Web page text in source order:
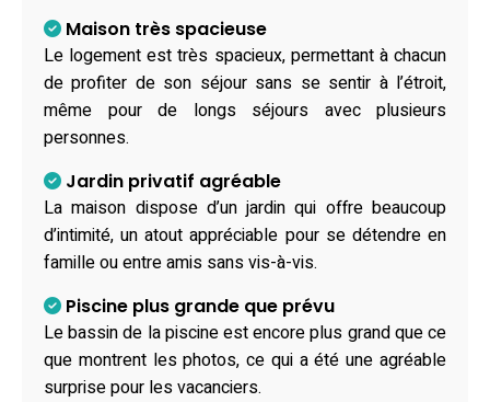
Maison très spacieuse
Le logement est très spacieux, permettant à chacun
de profiter de son séjour sans se sentir à l’étroit,
même pour de longs séjours avec plusieurs
personnes.
Jardin privatif agréable
La maison dispose d’un jardin qui offre beaucoup
d’intimité, un atout appréciable pour se détendre en
famille ou entre amis sans vis-à-vis.
Piscine plus grande que prévu
Le bassin de la piscine est encore plus grand que ce
que montrent les photos, ce qui a été une agréable
surprise pour les vacanciers.